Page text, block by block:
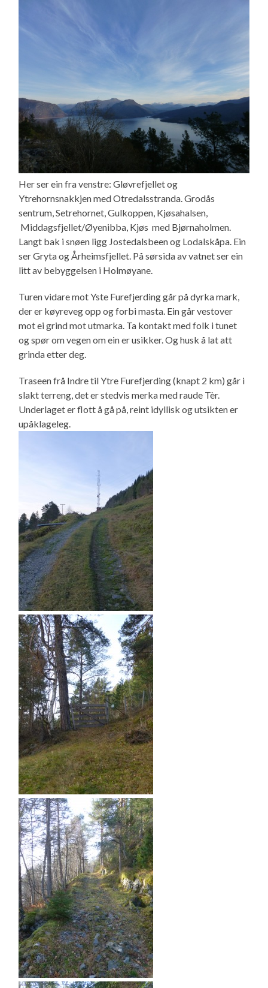
Her ser ein fra venstre: Gløvrefjellet og
Ytrehornsnakkjen med Otredalsstranda. Grodås
sentrum, Setrehornet, Gulkoppen, Kjøsahalsen,
Middagsfjellet/Øyenibba, Kjøs med Bjørnaholmen.
Langt bak i snøen ligg Jostedalsbeen og Lodalskåpa. Ein
ser Gryta og Årheimsfjellet. På sørsida av vatnet ser ein
litt av bebyggelsen i Holmøyane.
Turen vidare mot Yste Furefjerding går på dyrka mark,
der er køyreveg opp og forbi masta. Ein går vestover
mot ei grind mot utmarka. Ta kontakt med folk i tunet
og spør om vegen om ein er usikker. Og husk å lat att
grinda etter deg.
Traseen frå Indre til Ytre Furefjerding (knapt 2 km) går i
slakt terreng, det er stedvis merka med raude Tèr.
Underlaget er flott å gå på, reint idyllisk og utsikten er
upåklageleg.